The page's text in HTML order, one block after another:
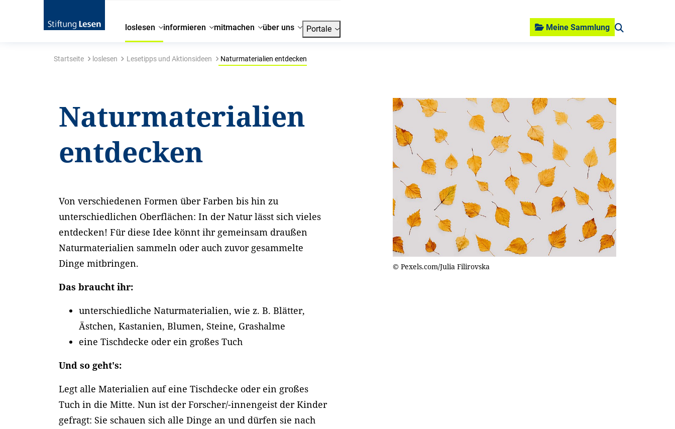
loslesen informieren mitmachen über uns Portale Meine Sammlung
Startseite loslesen Lesetipps und Aktionsideen Naturmaterialien entdecken
Naturmaterialien
entdecken
Von verschiedenen Formen über Farben bis hin zu
unterschiedlichen Oberflächen: In der Natur lässt sich vieles
entdecken! Für diese Idee könnt ihr gemeinsam draußen
Naturmaterialien sammeln oder auch zuvor gesammelte
Dinge mitbringen.
Das braucht ihr:
unterschiedliche Naturmaterialien, wie z. B. Blätter,
Ästchen, Kastanien, Blumen, Steine, Grashalme
eine Tischdecke oder ein großes Tuch
Und so geht's:
Legt alle Materialien auf eine Tischdecke oder ein großes
Tuch in die Mitte. Nun ist der Forscher/-innengeist der Kinder
gefragt: Sie schauen sich alle Dinge an und dürfen sie nach
© Pexels.com/Julia Filirovska